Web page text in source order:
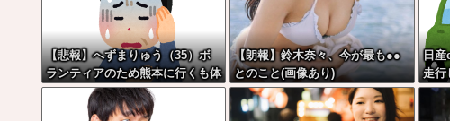
【悲報】へずまりゅう（35）ボ
ランティアのため熊本に行くも体
調不良で病院に行く
【朗報】鈴木奈々、今が最も●●
とのこと(画像あり)
日産
走行
から